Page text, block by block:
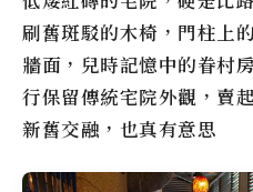
刷舊斑駁的木椅，門柱上
牆面，兒時記憶中的眷村
行保留傳統宅院外觀，賣
新舊交融，也真有意思